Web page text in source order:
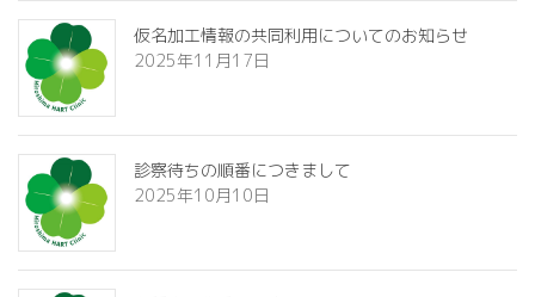
仮名加工情報の共同利用についてのお知らせ
2025年11月17日
診察待ちの順番につきまして
2025年10月10日